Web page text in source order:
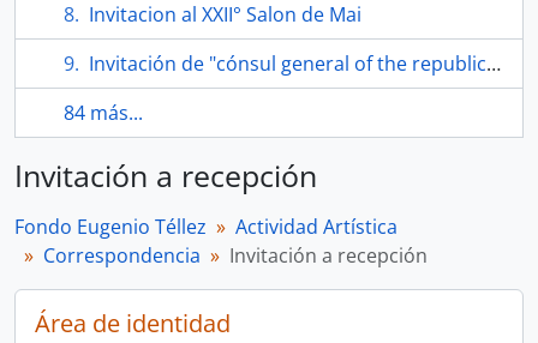
Invitacion al XXII° Salon de Mai
Invitación de "cónsul general of the republic of Cuba an Mrs. Rolando R. Rivero".
84 más...
Invitación a recepción
Fondo Eugenio Téllez
Actividad Artística
Correspondencia
Invitación a recepción
Área de identidad